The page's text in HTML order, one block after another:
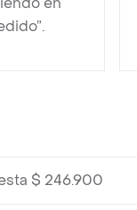
$ 246.900